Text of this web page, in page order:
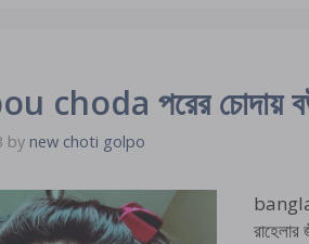
choda পরের চোদায়
by new choti golpo
bangla
রাহেলার